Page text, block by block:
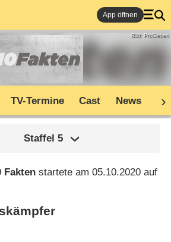
App öffnen
Bild: ProSieben
TV-Termine Cast News
Staffel 5
Fakten startete am 05.10.2020 auf